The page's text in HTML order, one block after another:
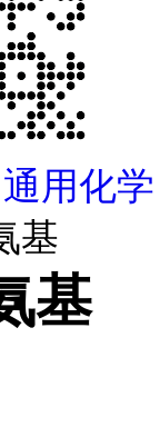
通用化学
基
基